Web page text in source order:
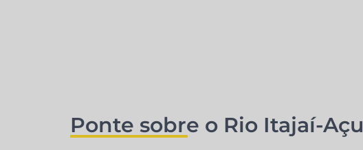
Ponte sobre o Rio Itajaí-Açu